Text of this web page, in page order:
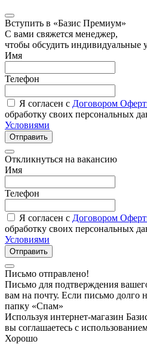
Вступить в «Базис Премиум»
С вами свяжется менеджер,
чтобы обсудить индивидуальные
Имя
Телефон
Я согласен с Договором
обработку своих персональных
Условиями
Отправить
Откликнуться на вакансию
Имя
Телефон
Я согласен с Договором
обработку своих персональных
Условиями
Отправить
Письмо отправлено!
Письмо для подтверждения
вам на почту. Если письмо долго
папку «Спам»
Используя интернет-магазин
вы соглашаетесь с
Хорошо